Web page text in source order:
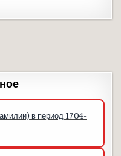
в период 1704-